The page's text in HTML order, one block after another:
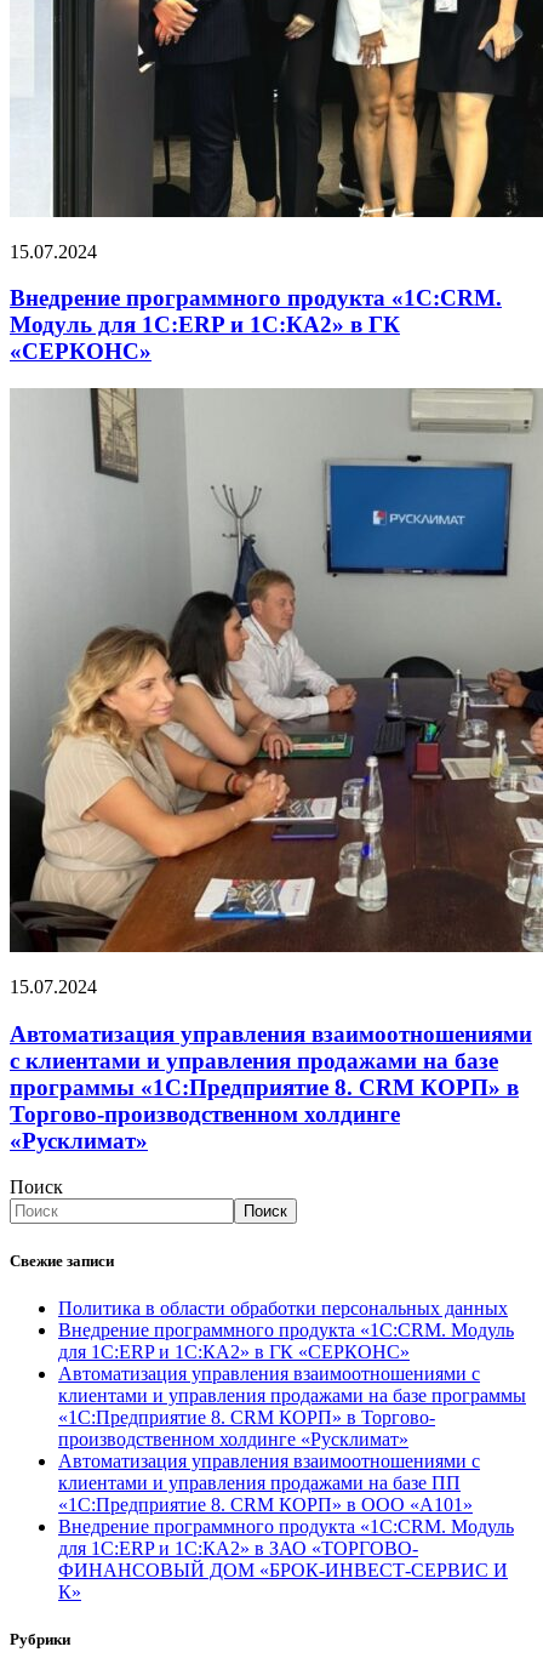
15.07.2024
Внедрение программного продукта «1С:CRM.
Модуль для 1С:ERP и 1С:КА2» в ГК
«СЕРКОНС»
15.07.2024
Автоматизация управления взаимоотношениями
с клиентами и управления продажами на базе
программы «1С:Предприятие 8. CRM КОРП» в
Торгово-производственном холдинге
«Русклимат»
Поиск
Поиск
Свежие записи
Политика в области обработки персональных данных
Внедрение программного продукта «1С:CRM. Модуль
для 1С:ERP и 1С:КА2» в ГК «СЕРКОНС»
Автоматизация управления взаимоотношениями с
клиентами и управления продажами на базе программы
«1С:Предприятие 8. CRM КОРП» в Торгово-
производственном холдинге «Русклимат»
Автоматизация управления взаимоотношениями с
клиентами и управления продажами на базе ПП
«1С:Предприятие 8. CRM КОРП» в ООО «А101»
Внедрение программного продукта «1С:CRM. Модуль
для 1С:ERP и 1С:КА2» в ЗАО «ТОРГОВО-
ФИНАНСОВЫЙ ДОМ «БРОК-ИНВЕСТ-СЕРВИС И
К»
Рубрики